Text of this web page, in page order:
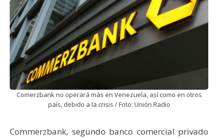
Comerzbank no operará más en Venezuela, así como en otros
país, debido a la crisis / Foto: Unión Radio
Commerzbank, segundo banco comercial privado